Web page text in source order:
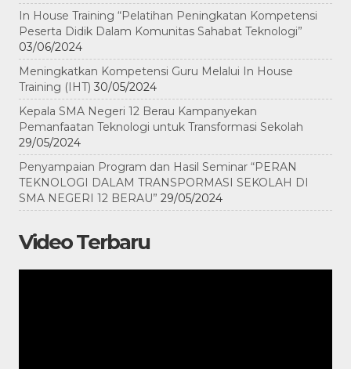
In House Training “Pelatihan Peningkatan Kompetensi
Peserta Didik Dalam Komunitas Sahabat Teknologi”
03/06/2024
Meningkatkan Kompetensi Guru Melalui In House
Training (IHT) 30/05/2024
Kepala SMA Negeri 12 Berau Kampanyekan
Pemanfaatan Teknologi untuk Transformasi Sekolah
29/05/2024
Penyampaian Program dan Hasil Seminar “PERAN
TEKNOLOGI DALAM TRANSPORMASI SEKOLAH DI
SMA NEGERI 12 BERAU” 29/05/2024
Video Terbaru